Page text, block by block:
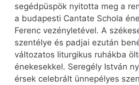
segédpüspök nyitotta meg a
a budapesti Cantate Schola
Ferenc vezényletével. A
szentélye és padjai ezután
változatos liturgikus ruhákba
énekesekkel. Seregély István
érsek celebrált ünnepélyes